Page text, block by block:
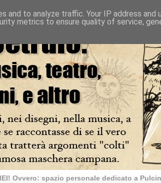
Ovvero: spazio personale dedicato a
and to analyze traffic. Your IP address and
metrics to ensure quality of service,